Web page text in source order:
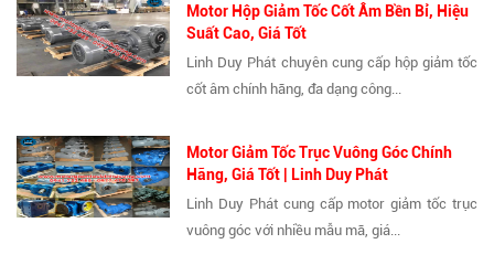
Motor Hộp Giảm Tốc Cốt Âm Bền Bỉ, Hiệu
Suất Cao, Giá Tốt
Linh Duy Phát chuyên cung cấp hộp giảm tốc
cốt âm chính hãng, đa dạng công...
Motor Giảm Tốc Trục Vuông Góc Chính
Hãng, Giá Tốt | Linh Duy Phát
Linh Duy Phát cung cấp motor giảm tốc trục
vuông góc với nhiều mẫu mã, giá...